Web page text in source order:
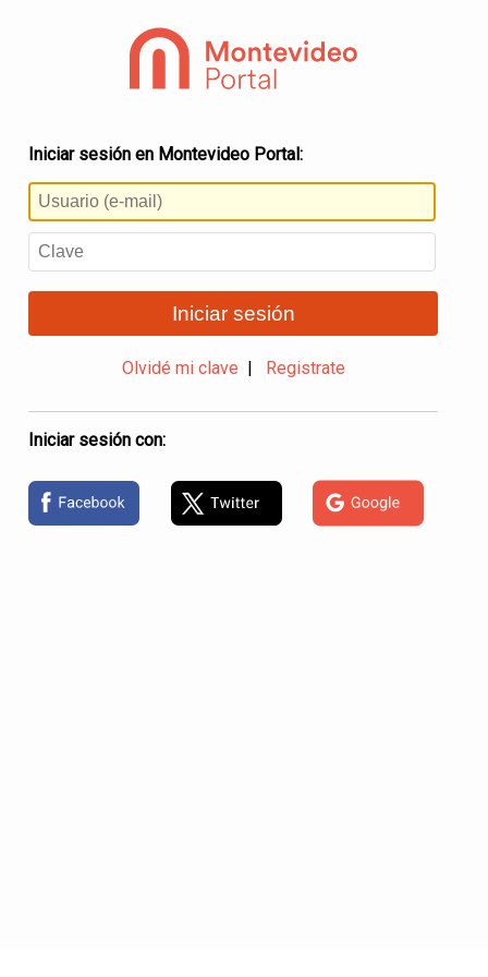
Iniciar sesión en Montevideo Portal:
Iniciar sesión
Olvidé mi clave Registrate
Iniciar sesión con: